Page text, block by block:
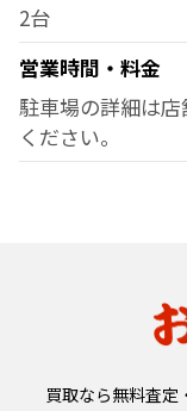
2台
営業時間・料金
駐車場の詳細は
ください。
買取なら無料査